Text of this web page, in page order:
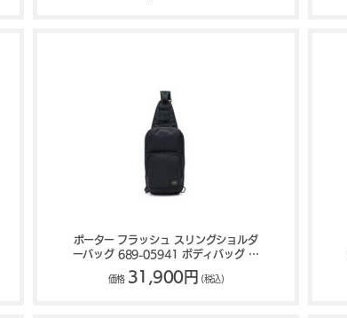
ポーター フラッシュ スリングショルダ
ーバッグ 689-05941 ボディバッグ ワ
ンショルダー 吉田カバン PORTER
FLASH
価格 31,900円 (税込)